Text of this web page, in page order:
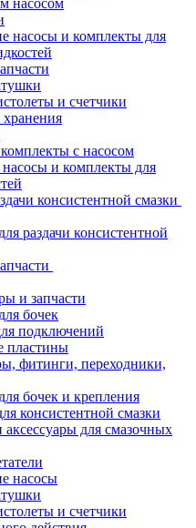
насосом
насосы и комплекты для
и счетчики
хранения
с насосом
и комплекты для
консистентной смазки
раздачи консистентной
и запчасти
бочек
подключений
пластины
фитинги, переходники,
бочек и крепления
консистентной смазки
для смазочных
насосы
и счетчики